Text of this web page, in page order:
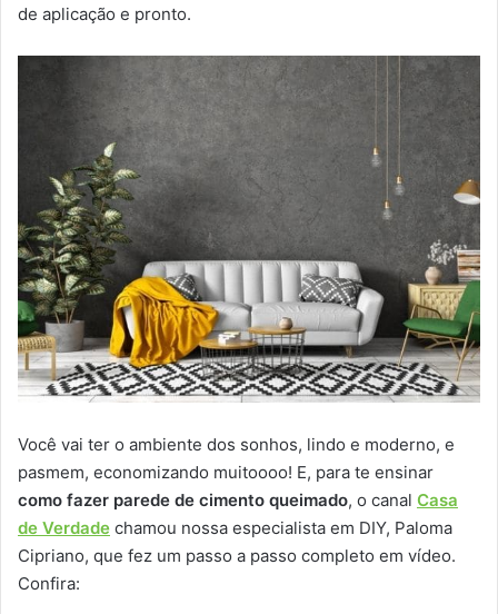
de aplicação e pronto.
Você vai ter o ambiente dos sonhos, lindo e moderno, e
pasmem, economizando muitoooo! E, para te ensinar
como fazer parede de cimento queimado, o canal Casa
de Verdade chamou nossa especialista em DIY, Paloma
Cipriano, que fez um passo a passo completo em vídeo.
Confira: